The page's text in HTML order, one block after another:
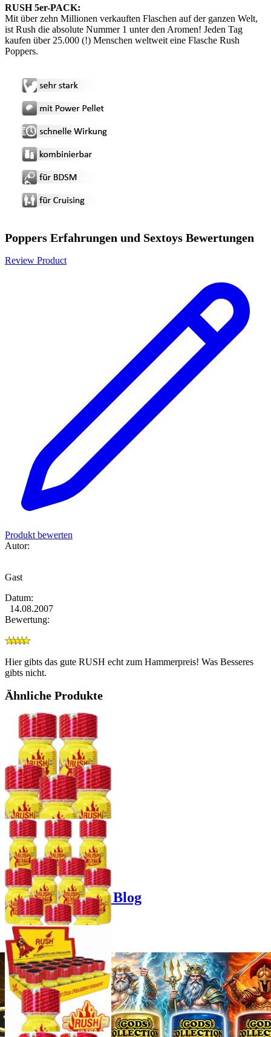
RUSH 5er-PACK:
Mit über zehn Millionen verkauften Flaschen auf der ganzen Welt,
ist Rush die absolute Nummer 1 unter den Aromen! Jeden Tag
kaufen über 25.000 (!) Menschen weltweit eine Flasche Rush
Poppers.
Poppers Erfahrungen und Sextoys Bewertungen
Review Product
Produkt bewerten
Autor:
Gast
Datum:
14.08.2007
Bewertung:
Hier gibts das gute RUSH echt zum Hammerpreis! Was Besseres
gibts nicht.
Ähnliche Produkte
Product options
Poppers-Shop.de Blog